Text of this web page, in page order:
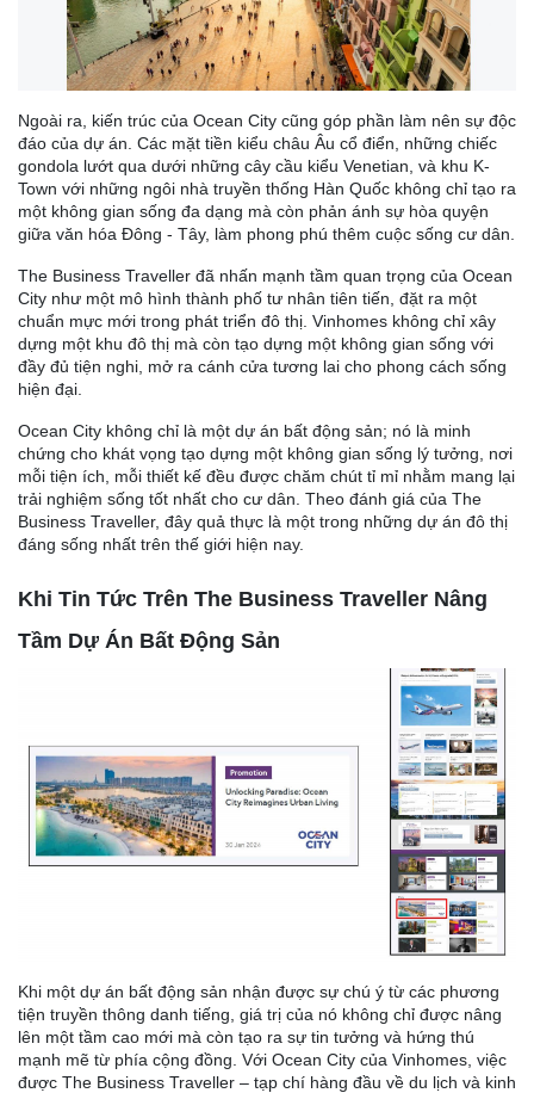
Ngoài ra, kiến trúc của Ocean City cũng góp phần làm nên sự độc
đáo của dự án. Các mặt tiền kiểu châu Âu cổ điển, những chiếc
gondola lướt qua dưới những cây cầu kiểu Venetian, và khu K-
Town với những ngôi nhà truyền thống Hàn Quốc không chỉ tạo ra
một không gian sống đa dạng mà còn phản ánh sự hòa quyện
giữa văn hóa Đông - Tây, làm phong phú thêm cuộc sống cư dân.
The Business Traveller đã nhấn mạnh tầm quan trọng của Ocean
City như một mô hình thành phố tư nhân tiên tiến, đặt ra một
chuẩn mực mới trong phát triển đô thị. Vinhomes không chỉ xây
dựng một khu đô thị mà còn tạo dựng một không gian sống với
đầy đủ tiện nghi, mở ra cánh cửa tương lai cho phong cách sống
hiện đại.
Ocean City không chỉ là một dự án bất động sản; nó là minh
chứng cho khát vọng tạo dựng một không gian sống lý tưởng, nơi
mỗi tiện ích, mỗi thiết kế đều được chăm chút tỉ mỉ nhằm mang lại
trải nghiệm sống tốt nhất cho cư dân. Theo đánh giá của The
Business Traveller, đây quả thực là một trong những dự án đô thị
đáng sống nhất trên thế giới hiện nay.
Khi Tin Tức Trên The Business Traveller Nâng
Tầm Dự Án Bất Động Sản
Khi một dự án bất động sản nhận được sự chú ý từ các phương
tiện truyền thông danh tiếng, giá trị của nó không chỉ được nâng
lên một tầm cao mới mà còn tạo ra sự tin tưởng và hứng thú
mạnh mẽ từ phía cộng đồng. Với Ocean City của Vinhomes, việc
được The Business Traveller – tạp chí hàng đầu về du lịch và kinh